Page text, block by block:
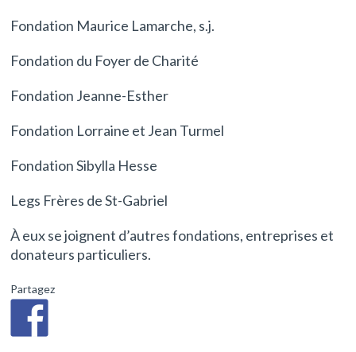
Fondation Maurice Lamarche, s.j.
Fondation du Foyer de Charité
Fondation Jeanne-Esther
Fondation Lorraine et Jean Turmel
Fondation Sibylla Hesse
Legs Frères de St-Gabriel
À eux se joignent d’autres fondations, entreprises et
donateurs particuliers.
Partagez